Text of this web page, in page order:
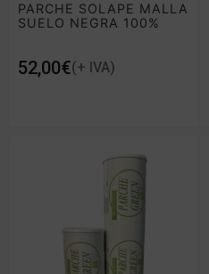
PARCHE SOLAPE MALLA
SUELO NEGRA 100%
€